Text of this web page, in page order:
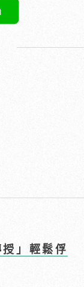
」輕鬆俘